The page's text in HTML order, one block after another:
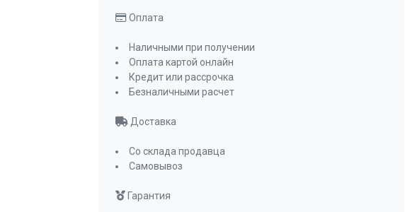
Оплата
Наличными при получении
Оплата картой онлайн
Кредит или рассрочка
Безналичными расчет
Доставка
Со склада продавца
Самовывоз
Гарантия